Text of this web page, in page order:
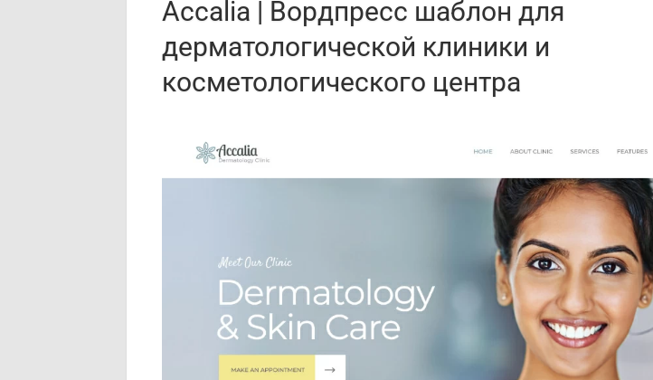
Accalia | Вордпресс шаблон для
дерматологической клиники и
косметологического центра